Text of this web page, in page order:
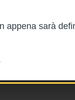
appena sarà